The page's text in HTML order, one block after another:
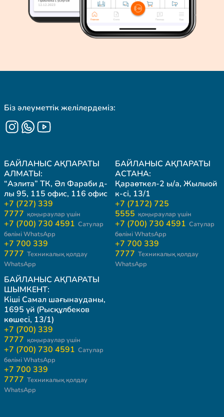
Біз әлеуметтік желілердеміз:
БАЙЛАНЫС АҚПАРАТЫ
АЛМАТЫ:
“Аэлита” ТК, Әл Фараби д-
лы 95, 115 офис, 116 офис
+7 (727) 339
7777 қоңыраулар үшін
+7 (700) 730 4591 Сатулар
бөлімі WhatsApp
+7 700 339
7777 Техникалық қолдау
WhatsApp
БАЙЛАНЫС АҚПАРАТЫ
АСТАНА:
Қараөткел-2 ы/а, Жылыой
к-сі, 13/1
+7 (7172) 725
5555 қоңыраулар үшін
+7 (700) 730 4591 Сатулар
бөлімі WhatsApp
+7 700 339
7777 Техникалық қолдау
WhatsApp
БАЙЛАНЫС АҚПАРАТЫ
ШЫМКЕНТ:
Кіші Самал шағынауданы,
1695 үй (Рысқұлбеков
көшесі, 13/1)
+7 (700) 339
7777 қоңыраулар үшін
+7 (700) 730 4591 Сатулар
бөлімі WhatsApp
+7 700 339
7777 Техникалық қолдау
WhatsApp